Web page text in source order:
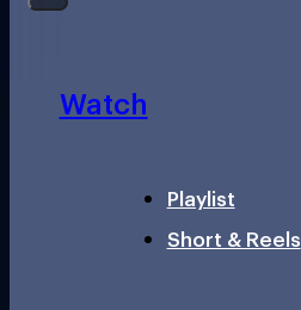
Watch
Playlist
Short & Reels